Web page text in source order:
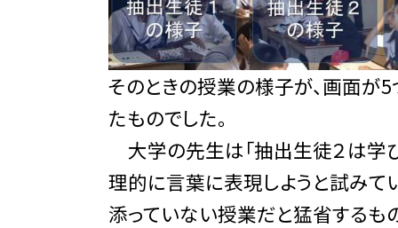
そのときの授業の様子が、画面が
たものでした。
大学の先生は「抽出生徒２は学
理的に言葉に表現しようと試みて
添っていない授業だと猛省するも